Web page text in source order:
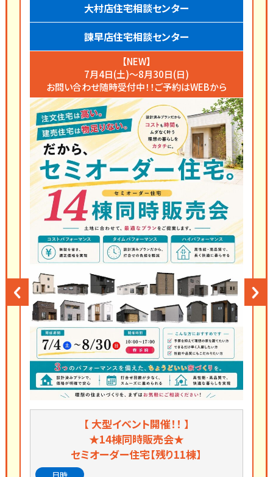
大村店住宅相談センター
諫早店住宅相談センター
【NEW】
7月4日(土)～8月30日(日)
お問い合わせ随時受付中！！ご予約はWEBから
【 大型イベント開催！！ 】
★14棟同時販売会★
セミオーダー住宅【残り11棟】